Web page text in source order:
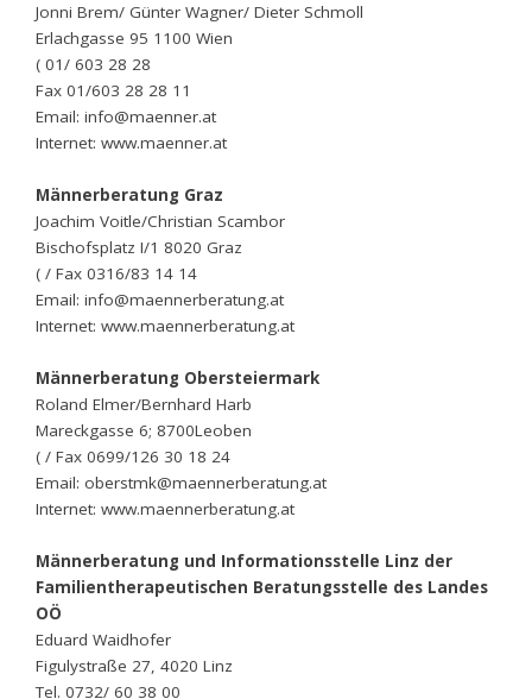
Jonni Brem/ Günter Wagner/ Dieter Schmoll
Erlachgasse 95 1100 Wien
( 01/ 603 28 28
Fax 01/603 28 28 11
Email: info@maenner.at
Internet: www.maenner.at
Männerberatung Graz
Joachim Voitle/Christian Scambor
Bischofsplatz I/1 8020 Graz
( / Fax 0316/83 14 14
Email: info@maennerberatung.at
Internet: www.maennerberatung.at
Männerberatung Obersteiermark
Roland Elmer/Bernhard Harb
Mareckgasse 6; 8700Leoben
( / Fax 0699/126 30 18 24
Email: oberstmk@maennerberatung.at
Internet: www.maennerberatung.at
Männerberatung und Informationsstelle Linz der
Familientherapeutischen Beratungsstelle des Landes
OÖ
Eduard Waidhofer
Figulystraße 27, 4020 Linz
Tel. 0732/ 60 38 00